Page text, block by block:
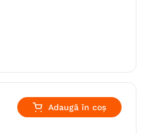
Adaugă în coș